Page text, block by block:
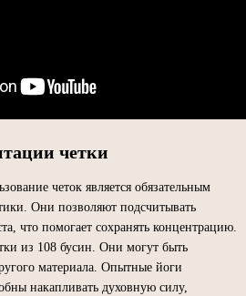
четки
четок является обязательным
Они позволяют подсчитывать
что помогает сохранять концентрацию.
из 108 бусин. Они могут быть
материала. Опытные йоги
накапливать духовную силу,